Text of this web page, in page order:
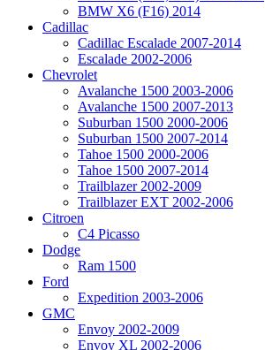
BMW X6 (F16) 2014
Cadillac
Cadillac Escalade 2007-2014
Escalade 2002-2006
Chevrolet
Avalanche 1500 2003-2006
Avalanche 1500 2007-2013
Suburban 1500 2000-2006
Suburban 1500 2007-2014
Tahoe 1500 2000-2006
Tahoe 1500 2007-2014
Trailblazer 2002-2009
Trailblazer EXT 2002-2006
Citroen
C4 Picasso
Dodge
Ram 1500
Ford
Expedition 2003-2006
GMC
Envoy 2002-2009
Envoy XL 2002-2006